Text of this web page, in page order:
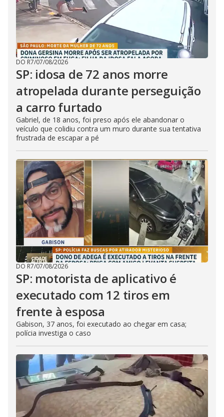
DO R7/07/08/2026
SP: idosa de 72 anos morre
atropelada durante perseguição
a carro furtado
Gabriel, de 18 anos, foi preso após ele abandonar o
veículo que colidiu contra um muro durante sua tentativa
frustrada de escapar a pé
DO R7/07/08/2026
SP: motorista de aplicativo é
executado com 12 tiros em
frente à esposa
Gabison, 37 anos, foi executado ao chegar em casa;
polícia investiga o caso